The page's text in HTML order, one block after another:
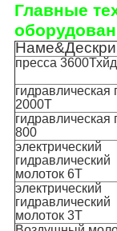
Главные
пресса
гидравлическая
2000Т
гидравлическая
800
электрический
гидравлический
молоток 6Т
электрический
гидравлический
молоток 3Т